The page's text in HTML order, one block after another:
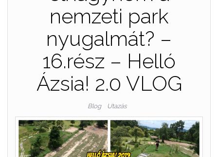
nemzeti park
nyugalmát? –
16.rész – Helló
Ázsia! 2.0 VLOG
Blog Utazás